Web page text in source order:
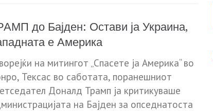
до Бајден: Остави ја Украина,
е Америка
на митингот „Спасете ја Америка“ во
Тексас во саботата, поранешниот
Доналд Трамп ја критикуваше
на Бајден за опседнатоста